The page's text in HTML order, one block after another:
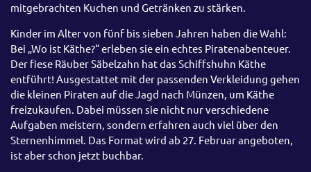
mitgebrachten Kuchen und Getränken zu stärken.
Kinder im Alter von fünf bis sieben Jahren haben die Wahl:
Bei „Wo ist Käthe?“ erleben sie ein echtes Piratenabenteuer.
Der fiese Räuber Säbelzahn hat das Schiffshuhn Käthe
entführt! Ausgestattet mit der passenden Verkleidung gehen
die kleinen Piraten auf die Jagd nach Münzen, um Käthe
freizukaufen. Dabei müssen sie nicht nur verschiedene
Aufgaben meistern, sondern erfahren auch viel über den
Sternenhimmel. Das Format wird ab 27. Februar angeboten,
ist aber schon jetzt buchbar.